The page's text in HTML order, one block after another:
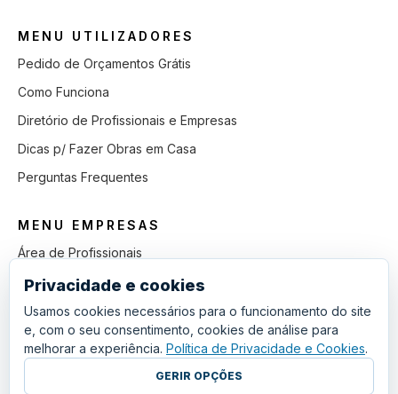
MENU UTILIZADORES
Pedido de Orçamentos Grátis
Como Funciona
Diretório de Profissionais e Empresas
Dicas p/ Fazer Obras em Casa
Perguntas Frequentes
MENU EMPRESAS
Área de Profissionais
Como Funciona
Lista de Pedidos em Aberto
Como Ganhar mais Obras
Perguntas Frequentes
Privacidade e cookies
Usamos cookies necessários para o funcionamento do site
e, com o seu consentimento, cookies de análise para
melhorar a experiência. Política de Privacidade e Cookies.
GERIR OPÇÕES